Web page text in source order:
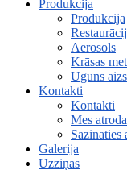
Produkcija
Produkcija
Aerosols
Krāsas
Uguns
Kontakti
Kontakti
Mes
Sazināties
Galerija
Uzziņas